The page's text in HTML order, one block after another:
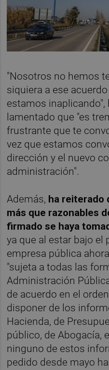
"Nosotros no hemos
siquiera a ese
estamos inaplicando",
lamentado que "es
frustrante que te
vez que estamos
dirección y el nuevo
administración".
Además, ha reiterado
más que razonables
firmado se haya
ya que al estar bajo el
empresa pública
"sujeta a todas las
Administración
de acuerdo en el
disponer de los
Hacienda, de
público, de Abogacía,
ninguno de estos
pedido desde mayo